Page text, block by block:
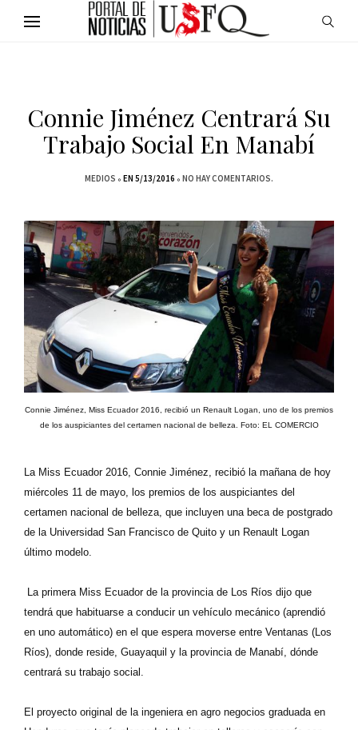
Connie Jiménez Centrará Su
Trabajo Social En Manabí
MEDIOS EN 5/13/2016 NO HAY COMENTARIOS.
Connie Jiménez, Miss Ecuador 2016, recibió un Renault Logan, uno de los premios
de los auspiciantes del certamen nacional de belleza. Foto: EL COMERCIO
La Miss Ecuador 2016, Connie Jiménez, recibió la mañana de hoy
miércoles 11 de mayo, los premios de los auspiciantes del
certamen nacional de belleza, que incluyen una beca de postgrado
de la Universidad San Francisco de Quito y un Renault Logan
último modelo.
La primera Miss Ecuador de la provincia de Los Ríos dijo que
tendrá que habituarse a conducir un vehículo mecánico (aprendió
en uno automático) en el que espera moverse entre Ventanas (Los
Ríos), donde reside, Guayaquil y la provincia de Manabí, dónde
centrará su trabajo social.
El proyecto original de la ingeniera en agro negocios graduada en